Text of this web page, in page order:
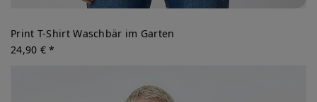
Print T-Shirt Waschbär im Garten
24,90 € *